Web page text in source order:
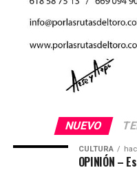
NUEVO
CULTURA
OPINIÓN –